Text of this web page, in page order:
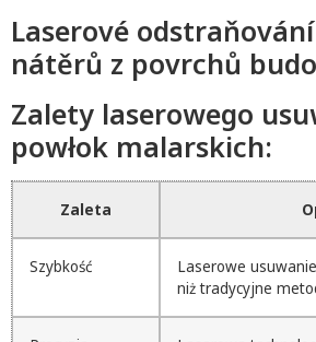
Laserové
nátěrů z povrchů
Zalety laserowego
powłok malarskich:
Zaleta
Szybkość
Laserowe
niż tradycyjne